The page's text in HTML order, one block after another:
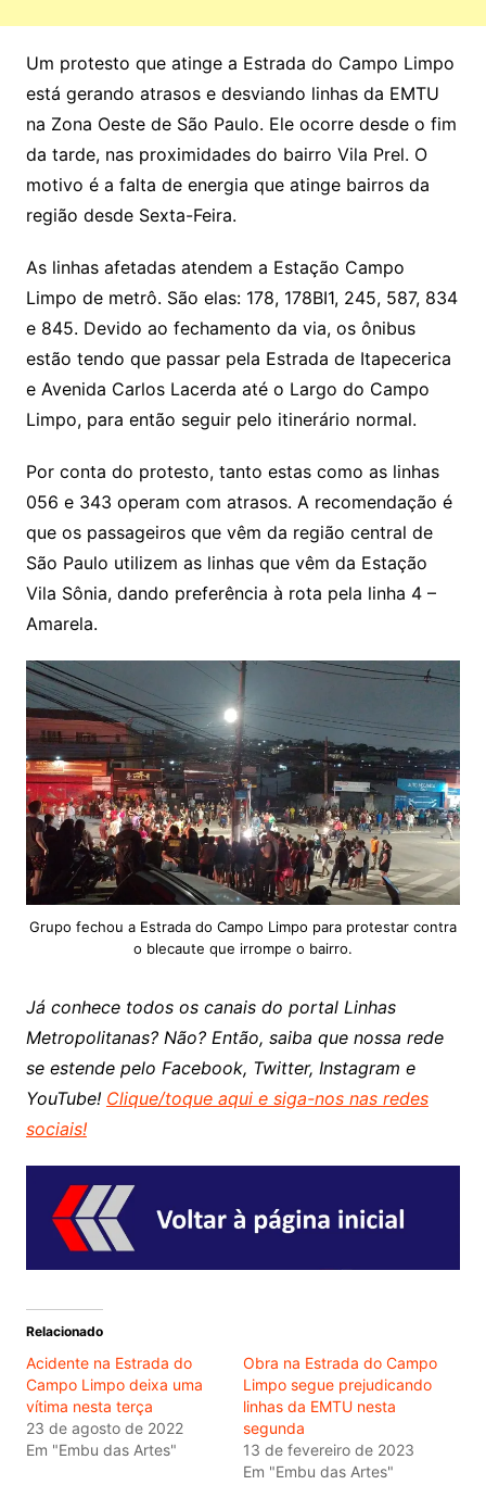
Um protesto que atinge a Estrada do Campo Limpo
está gerando atrasos e desviando linhas da EMTU
na Zona Oeste de São Paulo. Ele ocorre desde o fim
da tarde, nas proximidades do bairro Vila Prel. O
motivo é a falta de energia que atinge bairros da
região desde Sexta-Feira.
As linhas afetadas atendem a Estação Campo
Limpo de metrô. São elas: 178, 178BI1, 245, 587, 834
e 845. Devido ao fechamento da via, os ônibus
estão tendo que passar pela Estrada de Itapecerica
e Avenida Carlos Lacerda até o Largo do Campo
Limpo, para então seguir pelo itinerário normal.
Por conta do protesto, tanto estas como as linhas
056 e 343 operam com atrasos. A recomendação é
que os passageiros que vêm da região central de
São Paulo utilizem as linhas que vêm da Estação
Vila Sônia, dando preferência à rota pela linha 4 –
Amarela.
Grupo fechou a Estrada do Campo Limpo para protestar contra
o blecaute que irrompe o bairro.
Já conhece todos os canais do portal Linhas
Metropolitanas? Não? Então, saiba que nossa rede
se estende pelo Facebook, Twitter, Instagram e
YouTube! Clique/toque aqui e siga-nos nas redes
sociais!
Relacionado
Acidente na Estrada do
Campo Limpo deixa uma
vítima nesta terça
23 de agosto de 2022
Em "Embu das Artes"
Obra na Estrada do Campo
Limpo segue prejudicando
linhas da EMTU nesta
segunda
13 de fevereiro de 2023
Em "Embu das Artes"